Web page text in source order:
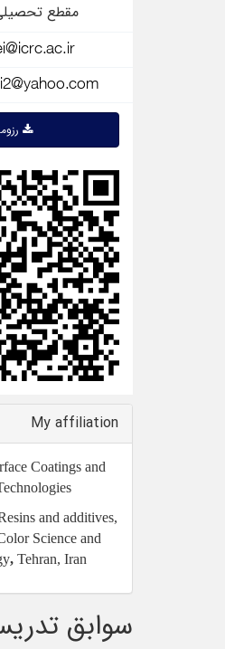
مقطع
My affiliation
Coatings and
and additives,
Science and
, Tehran, Iran
سوابق